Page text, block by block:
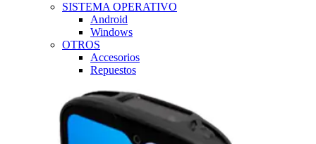
SISTEMA OPERATIVO
Android
Windows
OTROS
Accesorios
Repuestos